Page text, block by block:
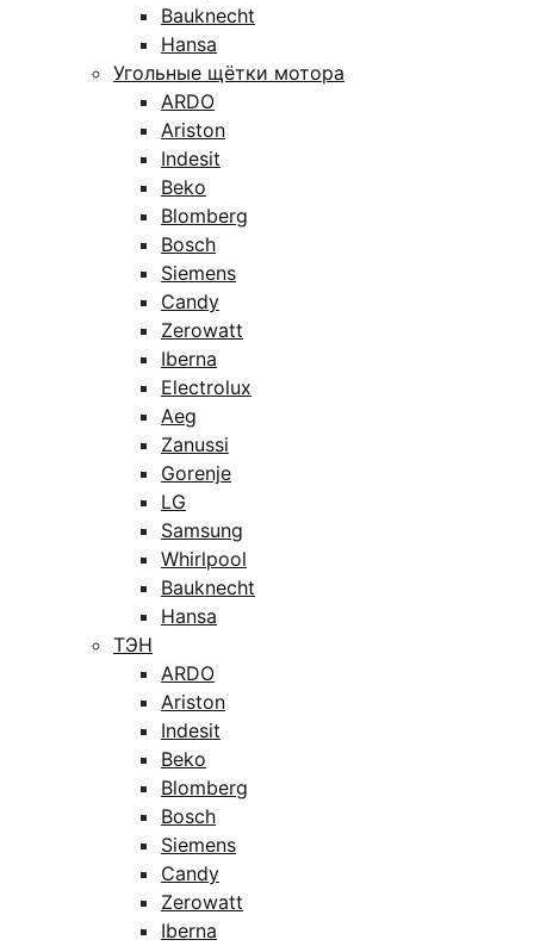
Bauknecht
Hansa
Угольные щётки мотора
ARDO
Ariston
Indesit
Beko
Blomberg
Bosch
Siemens
Candy
Zerowatt
Iberna
Electrolux
Aeg
Zanussi
Gorenje
LG
Samsung
Whirlpool
Bauknecht
Hansa
ТЭН
ARDO
Ariston
Indesit
Beko
Blomberg
Bosch
Siemens
Candy
Zerowatt
Iberna